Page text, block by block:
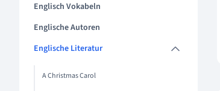
Englisch Vokabeln
Englische Autoren
Englische Literatur
A Christmas Carol